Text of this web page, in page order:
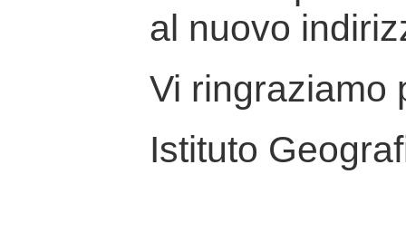
al nuovo
Vi ringraziamo
Istituto